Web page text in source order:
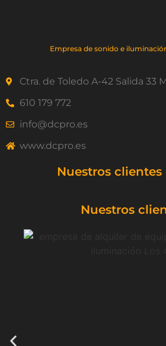
Empresa de sonido e
Ctra. de Toledo A-42 Salida 33
610 179 772
info@dcpro.es
www.dcpro.es
Nuestros
Nuestros